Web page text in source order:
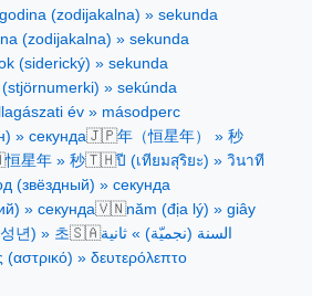
(zodijakalna) » sekunda
(zodijakalna) » sekunda
(siderický) » sekunda
» sekúnda
év » másodperc
» секунда🇯🇵年（恒星年） » 秒
恒星年 » 秒🇹🇭ปี (เทียมสุริยะ) » วินาที
(звёздный) » секунда
» секунда🇻🇳năm (địa lý) » giây
년) » 초🇸🇦السنة (نجميّة) » ثانية
(αστρικό) » δευτερόλεπτο